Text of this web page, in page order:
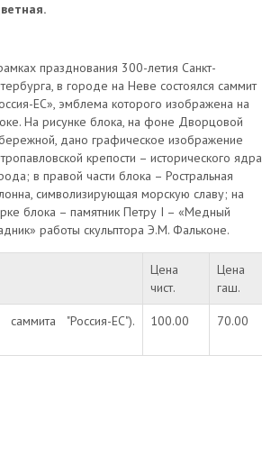
празднования 300-летия Санкт-
в городе на Неве состоялся саммит
ЕС», эмблема которого изображена на
На рисунке блока, на фоне Дворцовой
дано графическое изображение
крепости – исторического ядра
в правой части блока – Ростральная
символизирующая морскую славу; на
блока – памятник Петру I – «Медный
работы скульптора Э.М. Фальконе.
Цена
чист.
Цена
гаш.
"Россия-ЕС").
100.00 70.00